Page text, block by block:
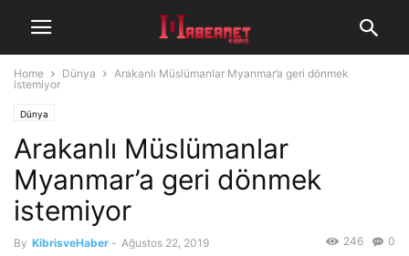
Home Dünya
Arakanlı Müslümanlar Myanmar’a geri dönmek
istemiyor
Dünya
Arakanlı Müslümanlar
Myanmar’a geri dönmek
istemiyor
By KibrisveHaber - Ağustos 22, 2019 0
246